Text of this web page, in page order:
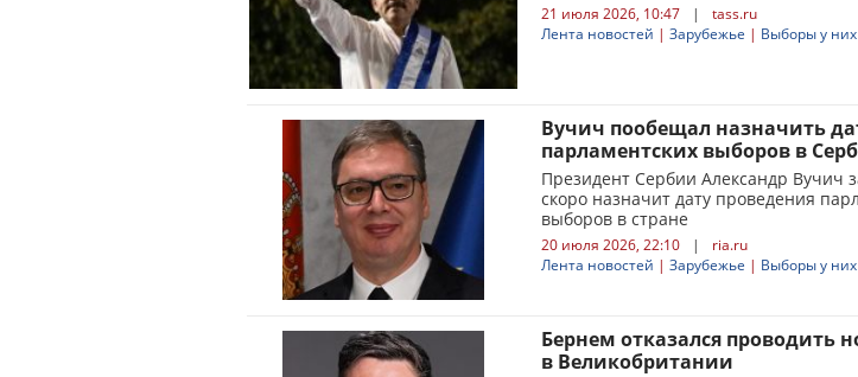
21 июля 2026, 10:47 |
tass.ru
Лента новостей | Зарубежье | Выборы у них
Вучич пообещал назначить
парламентских выборов в
Президент Сербии Александр Вучич
скоро назначит дату проведения
выборов в стране
20 июля 2026, 22:10 |
ria.ru
Лента новостей | Зарубежье | Выборы у них
Бернем отказался проводить
в Великобритании